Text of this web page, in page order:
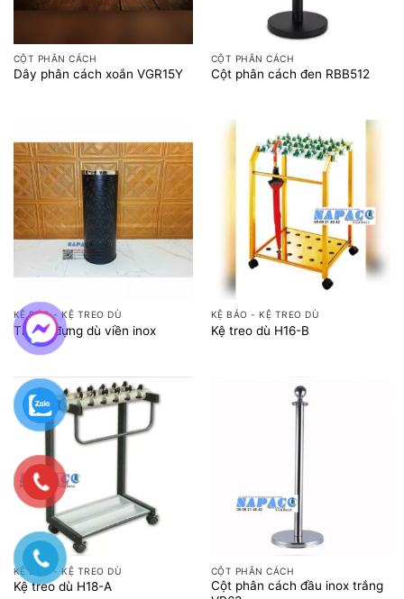
CỘT PHÂN CÁCH
Dây phân cách xoắn VGR15Y
CỘT PHÂN CÁCH
Cột phân cách đen RBB512
KỆ BÁO - KỆ TREO DÙ
Thùng đựng dù viền inox
KỆ BÁO - KỆ TREO DÙ
Kệ treo dù H16-B
KỆ BÁO - KỆ TREO DÙ
Kệ treo dù H18-A
CỘT PHÂN CÁCH
Cột phân cách đầu inox trắng